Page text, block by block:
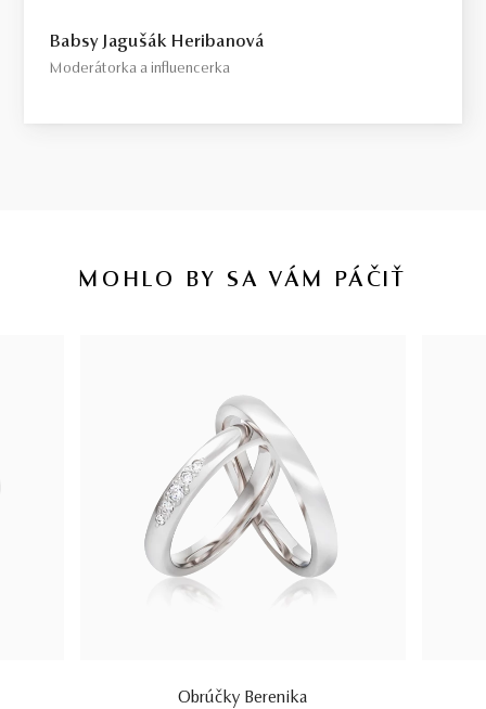
Babsy Jagušák Heribanová
Moderátorka a influencerka
MOHLO BY SA VÁM PÁČIŤ
Obrúčky Berenika